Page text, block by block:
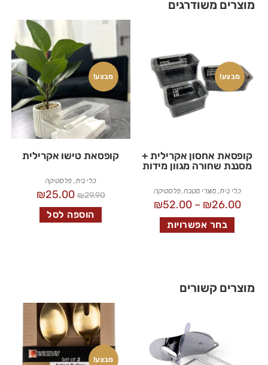
מוצרים משודרגים
מבצע!
קופסאת אחסון אקרילית +
מסננת שחורה מגוון מידות
כלי בית מוצרי מטבח,פלסטיקה
₪26.00
–
₪52.00
בחר אפשרויות
מבצע!
קופסאת טישו אקרילית
כלי בית ,פלסטיקה
₪29.90
₪25.00
הוספה לסל
מוצרים קשורים
מבצע!